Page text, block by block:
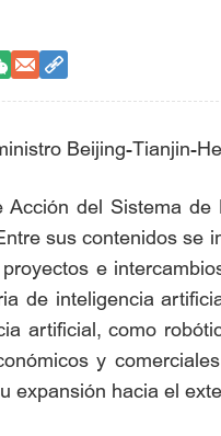
Beijing-Tianjin-
del Sistema
sus contenidos
e
de inteligencia
artificial, como
y
expansión hacia el